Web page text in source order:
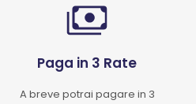
Paga in 3 Rate
A breve potrai pagare in 3